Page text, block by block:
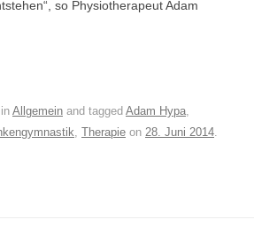
so Physiotherapeut Adam
Allgemein and tagged Adam Hypa,
, Therapie on 28. Juni 2014.